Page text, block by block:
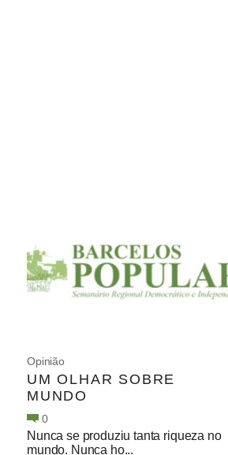
Opinião
UM OLHAR SOBRE
MUNDO
0
Nunca se produziu tanta riqueza no
mundo. Nunca ho...